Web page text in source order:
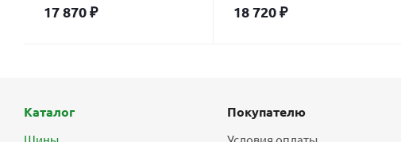
17 870₽ 18 720₽
Каталог
Шины
Покупателю
Условия оплаты